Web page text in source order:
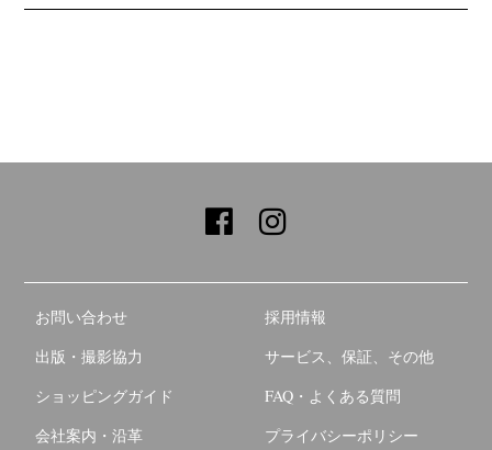
お問い合わせ
採用情報
出版・撮影協力
サービス、保証、その他
ショッピングガイド
FAQ・よくある質問
会社案内・沿革
プライバシーポリシー